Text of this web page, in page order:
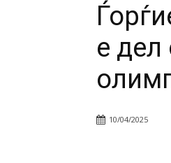
е дел
10/04/2025